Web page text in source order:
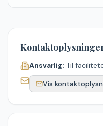
Ansvarlig: Til
Vis